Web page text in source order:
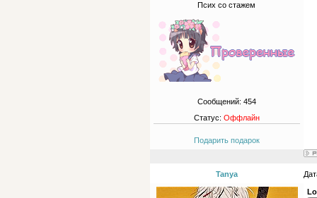
Псих со стажем
Сообщений: 454
Статус: Оффлайн
Подарить подарок
Tanya